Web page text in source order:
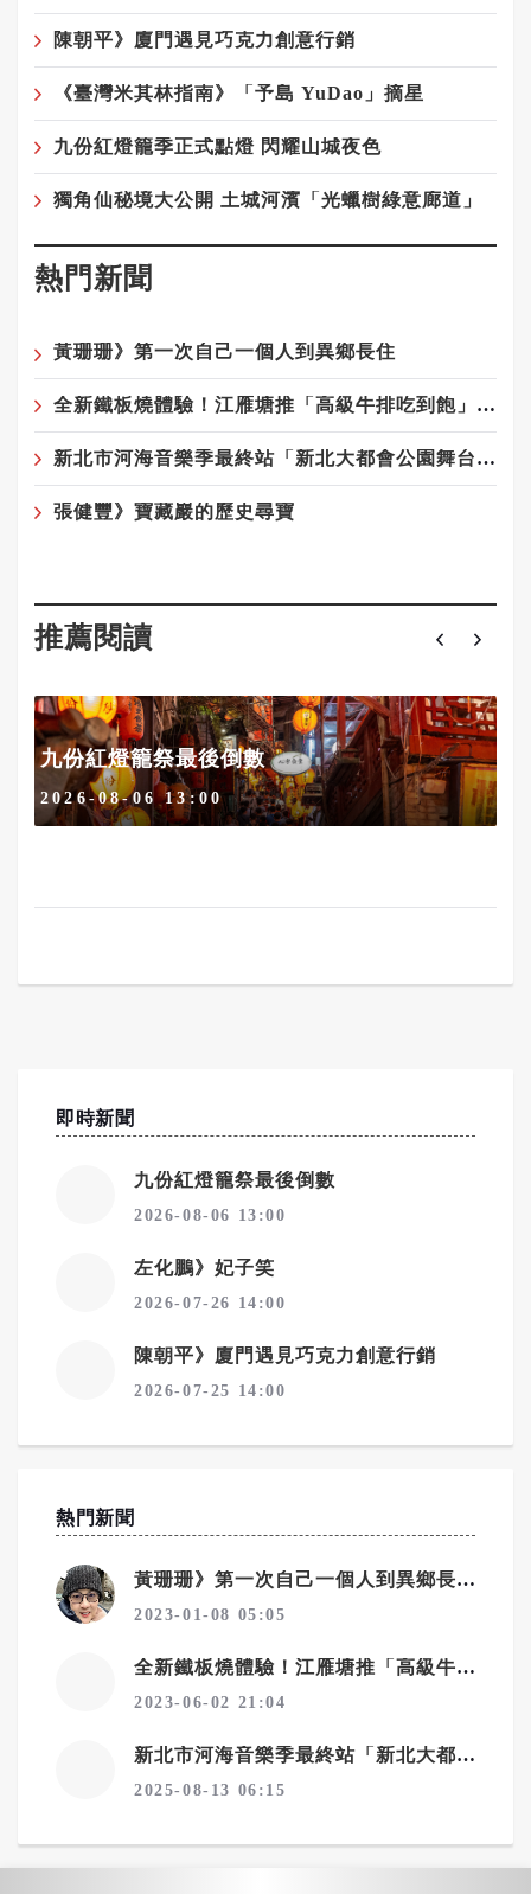
陳朝平》廈門遇見巧克力創意行銷
《臺灣米其林指南》「予島 YuDao」摘星
九份紅燈籠季正式點燈 閃耀山城夜色
獨角仙秘境大公開 土城河濱「光蠟樹綠意廊道」
熱門新聞
黃珊珊》第一次自己一個人到異鄉長住
全新鐵板燒體驗！江雁塘推「高級牛排吃到飽」，給饕客最豪華的味蕾享受
新北市河海音樂季最終站「新北大都會公園舞台」8/23-24登場
張健豐》寶藏巖的歷史尋寶
推薦閱讀
九份紅燈籠祭最後倒數
2026-08-06 13:00
即時新聞
九份紅燈籠祭最後倒數
2026-08-06 13:00
左化鵬》妃子笑
2026-07-26 14:00
陳朝平》廈門遇見巧克力創意行銷
2026-07-25 14:00
熱門新聞
黃珊珊》第一次自己一個人到異鄉長住
2023-01-08 05:05
全新鐵板燒體驗！江雁塘推「高級牛排吃到飽」，給饕客最豪華的味蕾享受
2023-06-02 21:04
新北市河海音樂季最終站「新北大都會公園舞台」8/23-24登場
2025-08-13 06:15